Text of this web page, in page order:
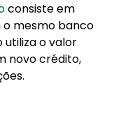
consiste em
mesmo banco
utiliza o valor
novo crédito,